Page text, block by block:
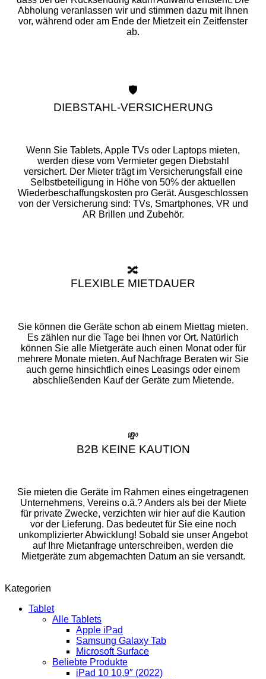
Abholung veranlassen wir und stimmen dazu mit Ihnen
vor, während oder am Ende der Mietzeit ein Zeitfenster
ab.
🛡️
DIEBSTAHL-VERSICHERUNG
Wenn Sie Tablets, Apple TVs oder Laptops mieten,
werden diese vom Vermieter gegen Diebstahl
versichert. Der Mieter trägt im Versicherungsfall eine
Selbstbeteiligung in Höhe von 50% der aktuellen
Wiederbeschaffungskosten pro Gerät. Ausgeschlossen
von der Versicherung sind: TVs, Smartphones, VR und
AR Brillen und Zubehör.
🔀
FLEXIBLE MIETDAUER
Sie können die Geräte schon ab einem Miettag mieten.
Es zählen nur die Tage bei Ihnen vor Ort. Natürlich
können Sie alle Mietgeräte auch einen Monat oder für
mehrere Monate mieten. Auf Nachfrage Beraten wir Sie
auch gerne hinsichtlich eines Leasings oder einem
abschließenden Kauf der Geräte zum Mietende.
💸
B2B KEINE KAUTION
Sie mieten die Geräte im Rahmen eines eingetragenen
Unternehmens, Vereins o.ä.? Anders als bei der Miete
für private Zwecke, verzichten wir hier auf die Kaution
vor der Lieferung. Das bedeutet für Sie eine noch
unkomplizierter Abwicklung! Sobald sie unser Angebot
auf Ihre Mietanfrage unterschreiben, werden die
Mietgeräte zum abgemachten Datum an sie versandt.
Kategorien
Tablet
Alle Tablets
Apple iPad
Samsung Galaxy Tab
Microsoft Surface
Beliebte Produkte
iPad 10 10,9″ (2022)